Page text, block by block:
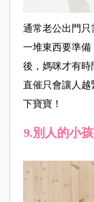
通常老公出門
一堆東西要準備
後，媽咪才有時
直催只會讓人越
下寶寶！
9.別人的小